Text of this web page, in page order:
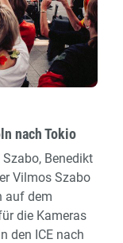
nach Tokio
Benedikt
Vilmos Szabo
auf dem
die Kameras
den ICE nach